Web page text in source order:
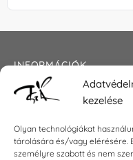
kezelése
Olyan technológiákat
tárolására és/vagy elérésére.
személyre szabott és nem
INFORMÁCIÓK
Általános szerződési
Impresszum